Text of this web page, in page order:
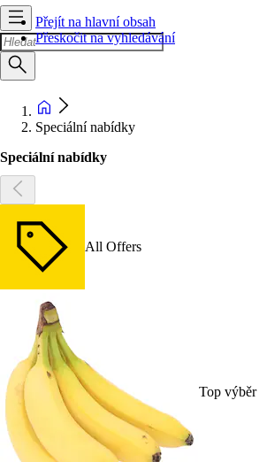
Přejít na hlavní obsah
Přeskočit na vyhledávání
Speciální nabídky
Speciální nabídky
All Offers
Top výběr